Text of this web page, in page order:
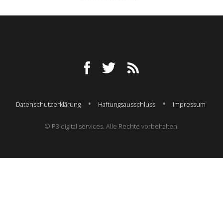
Datenschutzerklärung Haftungsausschluss Impressum
© P3 digital services. Alle Rechte vorbehalten.